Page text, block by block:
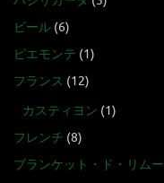
ビール (6)
ピエモンテ (1)
フランス (12)
カスティヨン (1)
フレンチ (8)
ブランケット・ド・リムー